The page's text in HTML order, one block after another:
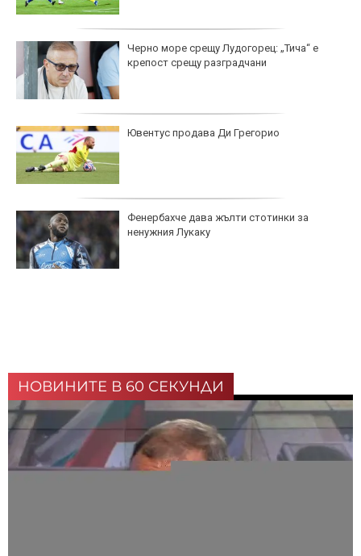
Черно море срещу Лудогорец: „Тича“ е
крепост срещу разградчани
Ювентус продава Ди Грегорио
Фенербахче дава жълти стотинки за
ненужния Лукаку
НОВИНИТЕ В 60 СЕКУНДИ